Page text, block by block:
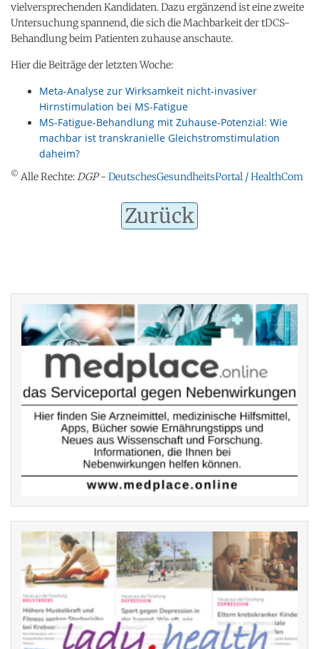
vielversprechenden Kandidaten. Dazu ergänzend ist eine zweite
Untersuchung spannend, die sich die Machbarkeit der tDCS-
Behandlung beim Patienten zuhause anschaute.
Hier die Beiträge der letzten Woche:
Meta-Analyse zur Wirksamkeit nicht-invasiver
Hirnstimulation bei MS-Fatigue
MS-Fatigue-Behandlung mit Zuhause-Potenzial: Wie
machbar ist transkranielle Gleichstromstimulation
daheim?
© Alle Rechte:DGP- DeutschesGesundheitsPortal / HealthCom
Zurück